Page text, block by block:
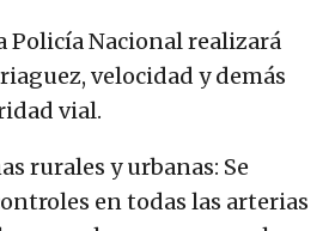
Policía Nacional realizará
velocidad y demás
vial.
rurales y urbanas: Se
en todas las arterias